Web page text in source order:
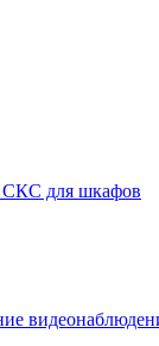
СКС для шкафов